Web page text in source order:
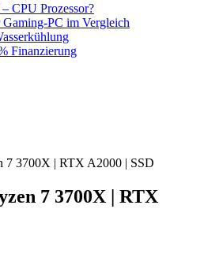
CPU Prozessor?
PC im Vergleich
Finanzierung
7 3700X | RTX A2000 | SSD
7 3700X | RTX